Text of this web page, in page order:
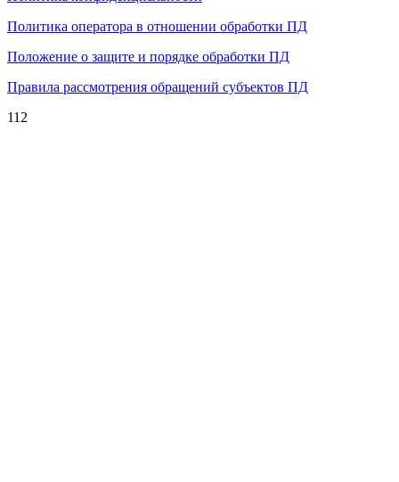
Политика оператора в отношении обработки ПД
Положение о защите и порядке обработки ПД
Правила рассмотрения обращений субъектов ПД
112